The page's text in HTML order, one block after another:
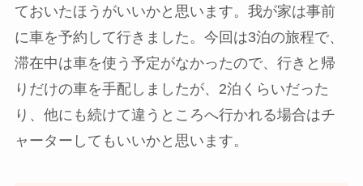
ておいたほうがいいかと思います。我が家は事前
に車を予約して行きました。今回は3泊の旅程で、
滞在中は車を使う予定がなかったので、行きと帰
りだけの車を手配しましたが、2泊くらいだった
り、他にも続けて違うところへ行かれる場合はチ
ャーターしてもいいかと思います。